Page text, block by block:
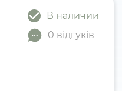
В наличии
0 відгуків